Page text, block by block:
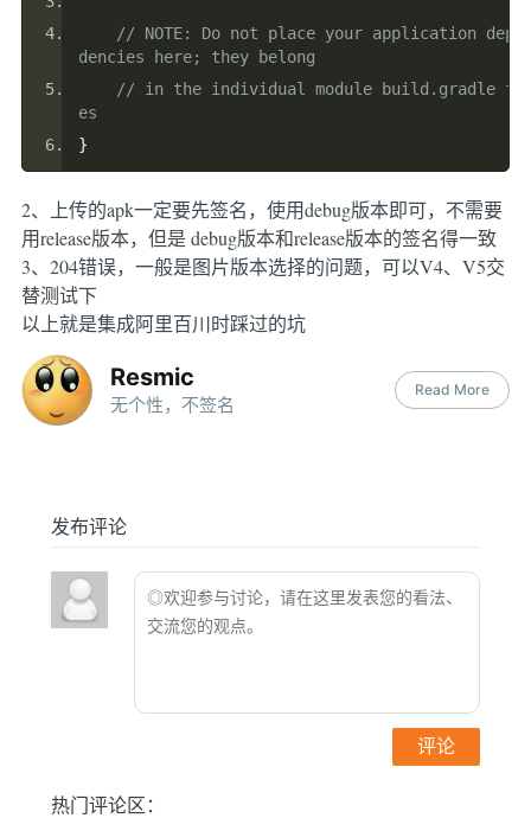
// NOTE: Do not place your application
dencies here; they belong
// in the individual module build.gradle
es
}
2、上传的apk一定要先签名，使用debug版本即可，不需要
用release版本，但是 debug版本和release版本的签名得一致
3、204错误，一般是图片版本选择的问题，可以V4、V5交
替测试下
以上就是集成阿里百川时踩过的坑
Resmic
无个性，不签名
Read More
发布评论
热门评论区：